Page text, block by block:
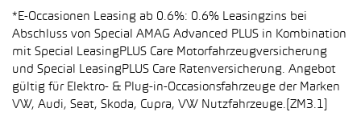
*E-Occasionen Leasing ab 0.6%: 0.6% Leasingzins bei
Abschluss von Special AMAG Advanced PLUS in Kombination
mit Special LeasingPLUS Care Motorfahrzeugversicherung
und Special LeasingPLUS Care Ratenversicherung. Angebot
gültig für Elektro- & Plug-in-Occasionsfahrzeuge der Marken
VW, Audi, Seat, Skoda, Cupra, VW Nutzfahrzeuge.[ZM3.1]